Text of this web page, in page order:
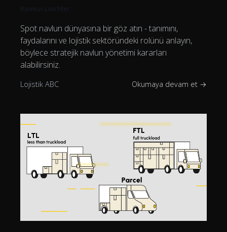
Rasmus Leichter
Spot navlun dünyasına bir göz atın - tanımını,
faydalarını ve lojistik sektöründeki rolünü anlayın,
böylece stratejik navlun yönetimi kararları
alabilirsiniz.
Lojistik ABC Okumaya devam et →